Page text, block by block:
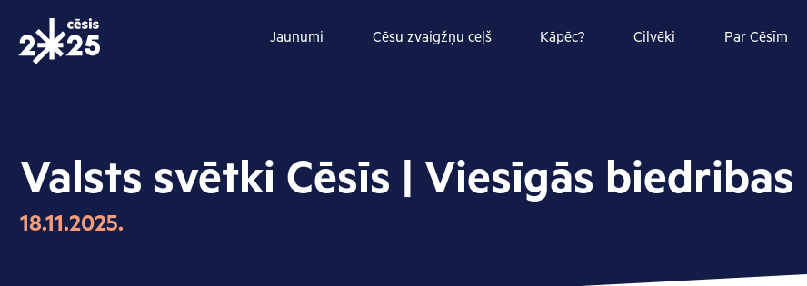
content
Jaunumi Cēsu zvaigžņu ceļš Kāpēc? Cilvēki Par Cēsīm
Valsts svētki Cēsīs | Viesīgās biedribas
18.11.2025.